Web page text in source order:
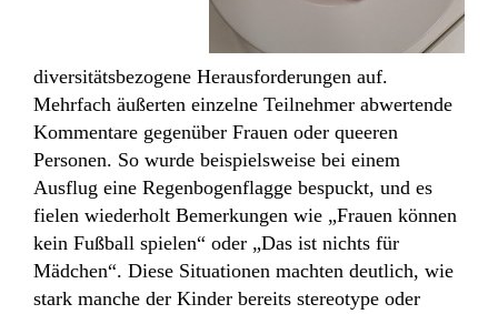
diversitätsbezogene Herausforderungen auf.
Mehrfach äußerten einzelne Teilnehmer abwertende
Kommentare gegenüber Frauen oder queeren
Personen. So wurde beispielsweise bei einem
Ausflug eine Regenbogenflagge bespuckt, und es
fielen wiederholt Bemerkungen wie „Frauen können
kein Fußball spielen“ oder „Das ist nichts für
Mädchen“. Diese Situationen machten deutlich, wie
stark manche der Kinder bereits stereotype oder